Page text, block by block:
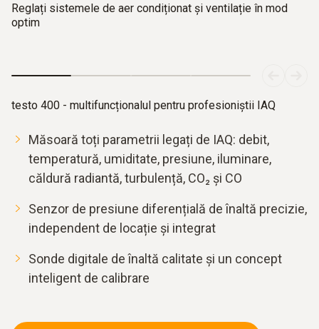
Reglați sistemele de aer condiționat și ventilație în mod
optim
testo 400 - multifuncționalul pentru profesioniștii IAQ
Măsoară toți parametrii legați de IAQ: debit,
temperatură, umiditate, presiune, iluminare,
căldură radiantă, turbulență, CO₂ și CO
Senzor de presiune diferențială de înaltă precizie,
independent de locație și integrat
Sonde digitale de înaltă calitate și un concept
inteligent de calibrare